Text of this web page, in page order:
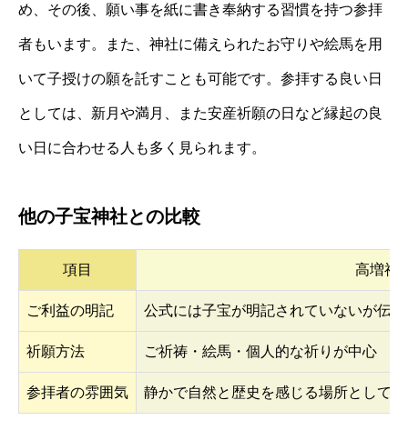
め、その後、願い事を紙に書き奉納する習慣を持つ参拝
者もいます。また、神社に備えられたお守りや絵馬を用
いて子授けの願を託すことも可能です。参拝する良い日
としては、新月や満月、また安産祈願の日など縁起の良
い日に合わせる人も多く見られます。
他の子宝神社との比較
項目 高増神
ご利益の明記 公式には子宝が明記されていないが伝
祈願方法 ご祈祷・絵馬・個人的な祈りが中心
参拝者の雰囲気 静かで自然と歴史を感じる場所として